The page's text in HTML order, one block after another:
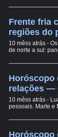
Frente fria
regiões do
10 mêss atrás -
de norte a sul:
Horóscopo
relações —
10 mêss atrás -
pessoais. Marte e
Horóscopo